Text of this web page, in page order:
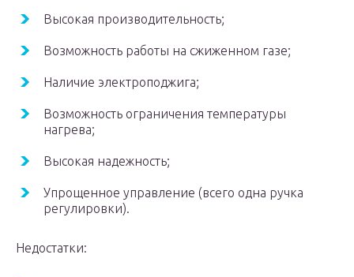
Высокая производительность;
Возможность работы на сжиженном газе;
Наличие электроподжига;
Возможность ограничения температуры
нагрева;
Высокая надежность;
Упрощенное управление (всего одна ручка
регулировки).
Недостатки: